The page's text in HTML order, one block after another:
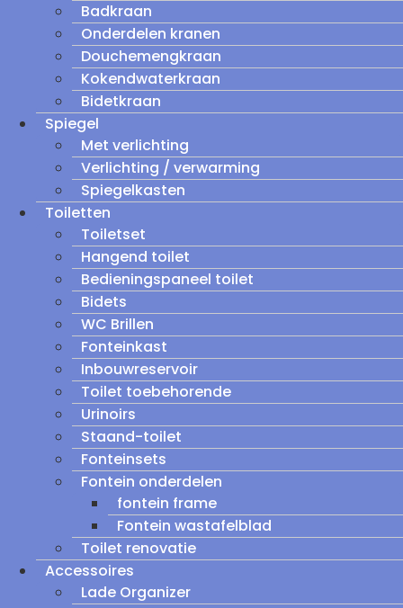
Badkraan
Onderdelen kranen
Douchemengkraan
Kokendwaterkraan
Bidetkraan
Spiegel
Met verlichting
Verlichting / verwarming
Spiegelkasten
Toiletten
Toiletset
Hangend toilet
Bedieningspaneel toilet
Bidets
WC Brillen
Fonteinkast
Inbouwreservoir
Toilet toebehorende
Urinoirs
Staand-toilet
Fonteinsets
Fontein onderdelen
fontein frame
Fontein wastafelblad
Toilet renovatie
Accessoires
Lade Organizer